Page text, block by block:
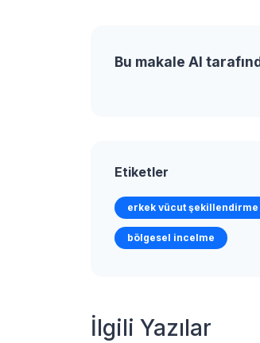
Bu makale AI
Etiketler
erkek vücut şekillendirme
bölgesel incelme
İlgili Yazılar